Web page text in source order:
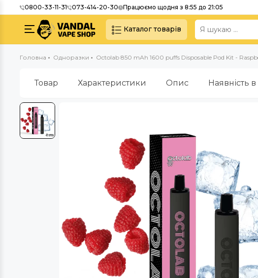
0800-33-11-31 073-414-20-30 Працюємо щодня з 8:55 до 21:05
Каталог товарів
Головна Одноразки Octolab 850 mAh 1600 puffs Disposable Pod Kit -
Товар Характеристики Опис Наявність